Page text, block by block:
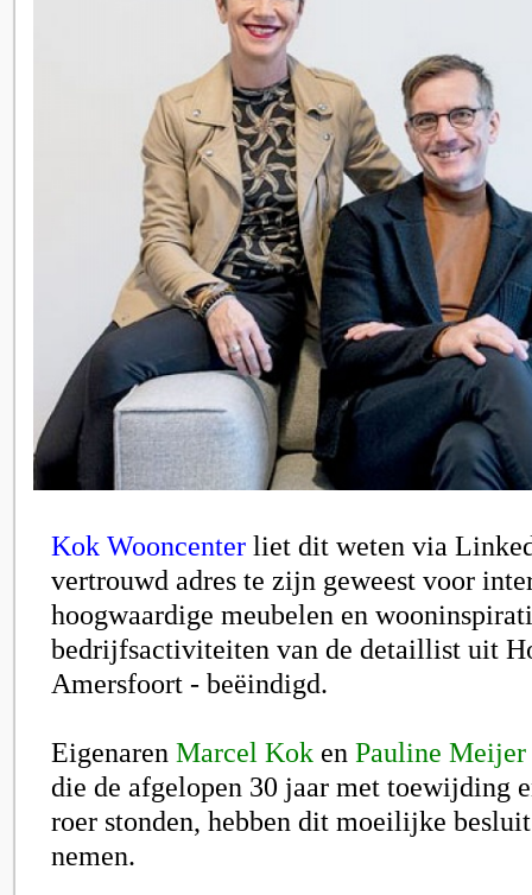
Kok Wooncenter liet dit weten via
vertrouwd adres te zijn geweest voor
hoogwaardige meubelen en
bedrijfsactiviteiten van de detaillist uit
Amersfoort - beëindigd.
Eigenaren Marcel Kok en Pauline Meijer
die de afgelopen 30 jaar met toewijding
roer stonden, hebben dit moeilijke
nemen.